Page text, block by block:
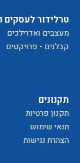
תקנונים
תקנון פרטיות
תנאי שימוש
הצהרת נגישות
טרלידור לעסקים
מעצבים ואדרילכים
קבלנים - פרויקטים